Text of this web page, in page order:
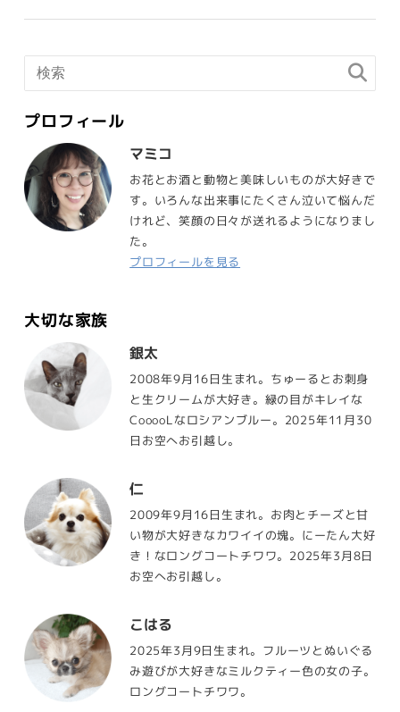
プロフィール
マミコ
お花とお酒と動物と美味しいものが大好きで
す。いろんな出来事にたくさん泣いて悩んだ
けれど、笑顔の日々が送れるようになりまし
た。
プロフィールを見る
大切な家族
銀太
2008年9月16日生まれ。ちゅーるとお刺身
と生クリームが大好き。緑の目がキレイな
CooooLなロシアンブルー。2025年11月30
日お空へお引越し。
仁
2009年9月16日生まれ。お肉とチーズと甘
い物が大好きなカワイイの塊。にーたん大好
き！なロングコートチワワ。2025年3月8日
お空へお引越し。
こはる
2025年3月9日生まれ。フルーツとぬいぐる
み遊びが大好きなミルクティー色の女の子。
ロングコートチワワ。